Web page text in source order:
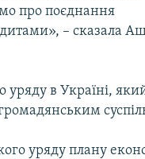
про поєднання
– сказала
уряду в Україні,
уряду плану